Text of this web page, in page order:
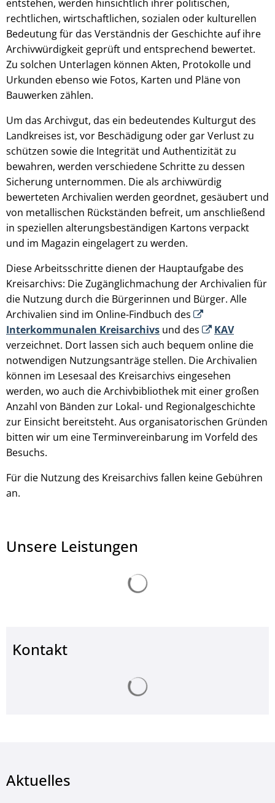
entstehen, werden hinsichtlich ihrer politischen,
rechtlichen, wirtschaftlichen, sozialen oder kulturellen
Bedeutung für das Verständnis der Geschichte auf ihre
Archivwürdigkeit geprüft und entsprechend bewertet.
Zu solchen Unterlagen können Akten, Protokolle und
Urkunden ebenso wie Fotos, Karten und Pläne von
Bauwerken zählen.
Um das Archivgut, das ein bedeutendes Kulturgut des
Landkreises ist, vor Beschädigung oder gar Verlust zu
schützen sowie die Integrität und Authentizität zu
bewahren, werden verschiedene Schritte zu dessen
Sicherung unternommen. Die als archivwürdig
bewerteten Archivalien werden geordnet, gesäubert und
von metallischen Rückständen befreit, um anschließend
in speziellen alterungsbeständigen Kartons verpackt
und im Magazin eingelagert zu werden.
Diese Arbeitsschritte dienen der Hauptaufgabe des
Kreisarchivs: Die Zugänglichmachung der Archivalien für
die Nutzung durch die Bürgerinnen und Bürger. Alle
Archivalien sind im Online-Findbuch des
Interkommunalen Kreisarchivs und des
KAV
verzeichnet. Dort lassen sich auch bequem online die
notwendigen Nutzungsanträge stellen. Die Archivalien
können im Lesesaal des Kreisarchivs eingesehen
werden, wo auch die Archivbibliothek mit einer großen
Anzahl von Bänden zur Lokal- und Regionalgeschichte
zur Einsicht bereitsteht. Aus organisatorischen Gründen
bitten wir um eine Terminvereinbarung im Vorfeld des
Besuchs.
Für die Nutzung des Kreisarchivs fallen keine Gebühren
an.
Unsere Leistungen
Kontakt
Aktuelles